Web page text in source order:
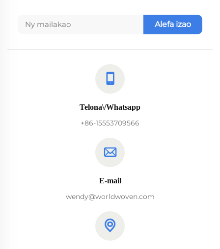
Alefa izao
Telona\/Whatsapp
+86-15553709566
E-mail
wendy@worldwoven.com